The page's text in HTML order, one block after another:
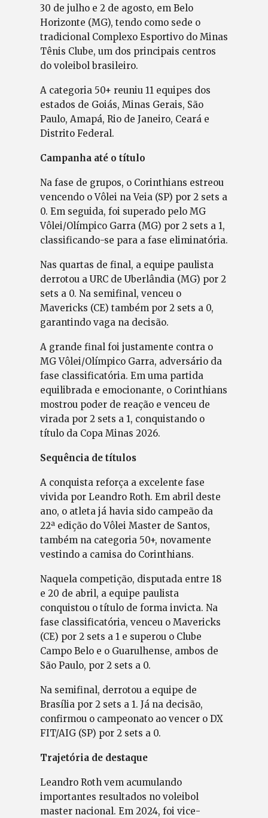
30 de julho e 2 de agosto, em Belo
Horizonte (MG), tendo como sede o
tradicional Complexo Esportivo do Minas
Tênis Clube, um dos principais centros
do voleibol brasileiro.
A categoria 50+ reuniu 11 equipes dos
estados de Goiás, Minas Gerais, São
Paulo, Amapá, Rio de Janeiro, Ceará e
Distrito Federal.
Campanha até o título
Na fase de grupos, o Corinthians estreou
vencendo o Vôlei na Veia (SP) por 2 sets a
0. Em seguida, foi superado pelo MG
Vôlei/Olímpico Garra (MG) por 2 sets a 1,
classificando-se para a fase eliminatória.
Nas quartas de final, a equipe paulista
derrotou a URC de Uberlândia (MG) por 2
sets a 0. Na semifinal, venceu o
Mavericks (CE) também por 2 sets a 0,
garantindo vaga na decisão.
A grande final foi justamente contra o
MG Vôlei/Olímpico Garra, adversário da
fase classificatória. Em uma partida
equilibrada e emocionante, o Corinthians
mostrou poder de reação e venceu de
virada por 2 sets a 1, conquistando o
título da Copa Minas 2026.
Sequência de títulos
A conquista reforça a excelente fase
vivida por Leandro Roth. Em abril deste
ano, o atleta já havia sido campeão da
22ª edição do Vôlei Master de Santos,
também na categoria 50+, novamente
vestindo a camisa do Corinthians.
Naquela competição, disputada entre 18
e 20 de abril, a equipe paulista
conquistou o título de forma invicta. Na
fase classificatória, venceu o Mavericks
(CE) por 2 sets a 1 e superou o Clube
Campo Belo e o Guarulhense, ambos de
São Paulo, por 2 sets a 0.
Na semifinal, derrotou a equipe de
Brasília por 2 sets a 1. Já na decisão,
confirmou o campeonato ao vencer o DX
FIT/AIG (SP) por 2 sets a 0.
Trajetória de destaque
Leandro Roth vem acumulando
importantes resultados no voleibol
master nacional. Em 2024, foi vice-